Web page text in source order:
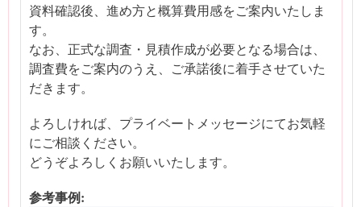
資料確認後、進め方と概算費用感をご案内いたしま
す。
なお、正式な調査・見積作成が必要となる場合は、
調査費をご案内のうえ、ご承諾後に着手させていた
だきます。
よろしければ、プライベートメッセージにてお気軽
にご相談ください。
どうぞよろしくお願いいたします。
参考事例: